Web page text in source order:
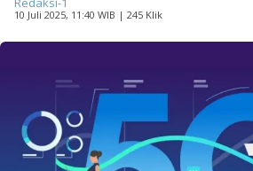
10 Juli 2025, 11:40 WIB | 245 Klik